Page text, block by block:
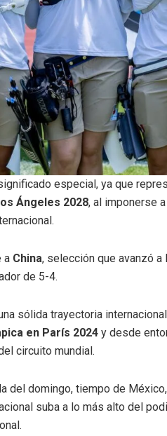
especial, ya que
Ángeles 2028, al imponerse
a China, selección que avanzó
de 5-4.
sólida trayectoria
en París 2024 y desde
circuito mundial.
del domingo, tiempo de
suba a lo más alto del